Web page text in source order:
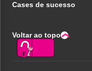
Cases de sucesso
Voltar ao topo